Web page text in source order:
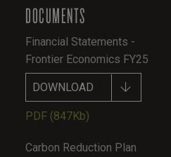
DOCUMENTS
Financial Statements -
Frontier Economics FY25
DOWNLOAD
PDF (847Kb)
Carbon Reduction Plan